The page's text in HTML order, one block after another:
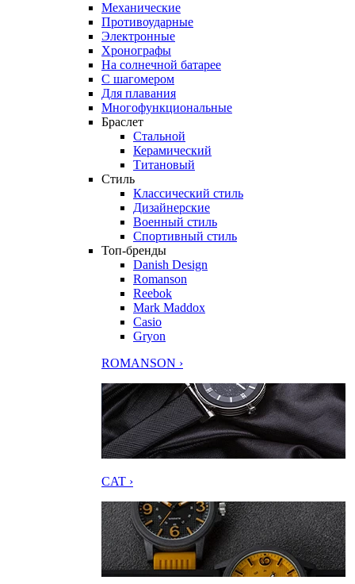
Механические
Противоударные
Электронные
Хронографы
На солнечной батарее
С шагомером
Для плавания
Многофункциональные
Браслет
Стальной
Керамический
Титановый
Стиль
Классический стиль
Дизайнерские
Военный стиль
Спортивный стиль
Топ-бренды
Danish Design
Romanson
Reebok
Mark Maddox
Casio
Gryon
ROMANSON ›
CAT ›